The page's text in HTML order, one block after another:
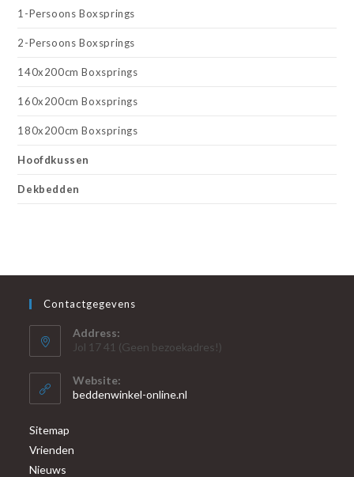
1-Persoons Boxsprings
2-Persoons Boxsprings
140x200cm Boxsprings
160x200cm Boxsprings
180x200cm Boxsprings
Hoofdkussen
Dekbedden
Contactgegevens
Address:
Jol 17 41 (Geen bezoekadres!)
Website:
beddenwinkel-online.nl
Sitemap
Vrienden
Nieuws